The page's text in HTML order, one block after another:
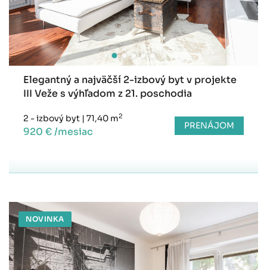
Elegantný a najväčší 2-izbový byt v projekte
III Veže s výhľadom z 21. poschodia
2 - izbový byt | 71,40 m2
920 € /mesiac PRENÁJOM
NOVINKA